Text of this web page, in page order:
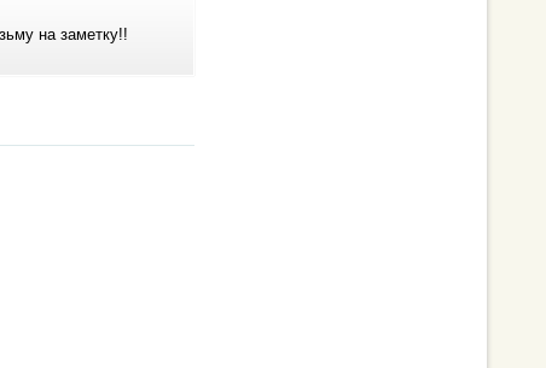
на заметку!!